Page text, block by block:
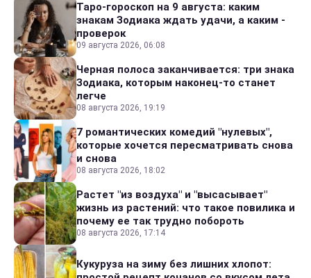
Таро-гороскоп на 9 августа: каким
знакам Зодиака ждать удачи, а каким -
проверок
09 августа 2026, 06:08
Черная полоса заканчивается: три знака
Зодиака, которым наконец-то станет
легче
08 августа 2026, 19:19
7 романтических комедий "нулевых",
которые хочется пересматривать снова
и снова
08 августа 2026, 18:02
Растет "из воздуха" и "высасывает"
жизнь из растений: что такое повилика и
почему ее так трудно побороть
08 августа 2026, 17:14
Кукуруза на зиму без лишних хлопот: